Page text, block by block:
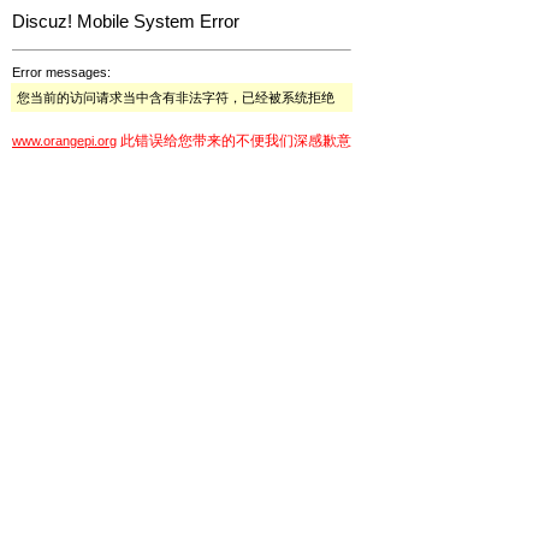
Discuz! Mobile System Error
Error messages:
您当前的访问请求当中含有非法字符，已经被系统拒绝
www.orangepi.org 此错误给您带来的不便我们深感歉意